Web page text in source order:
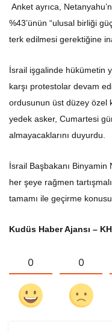
Anket ayrıca,
%43’ünün “ulusal birliği
terk edilmesi gerektiğine
İsrail işgalinde hükümetin
karşı protestolar devam
ordusunun üst düzey özel
yedek asker, Cumartesi
almayacaklarını duyurdu.
İsrail Başbakanı Binyamin
her şeye rağmen
tamamı ile geçirme
Kudüs Haber Ajansı –
0 0